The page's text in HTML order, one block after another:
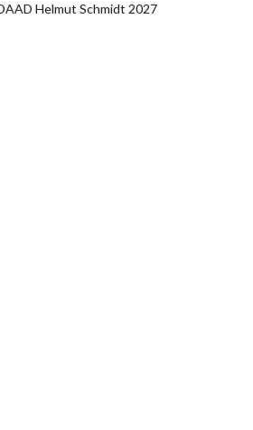
Helmut Schmidt 2027